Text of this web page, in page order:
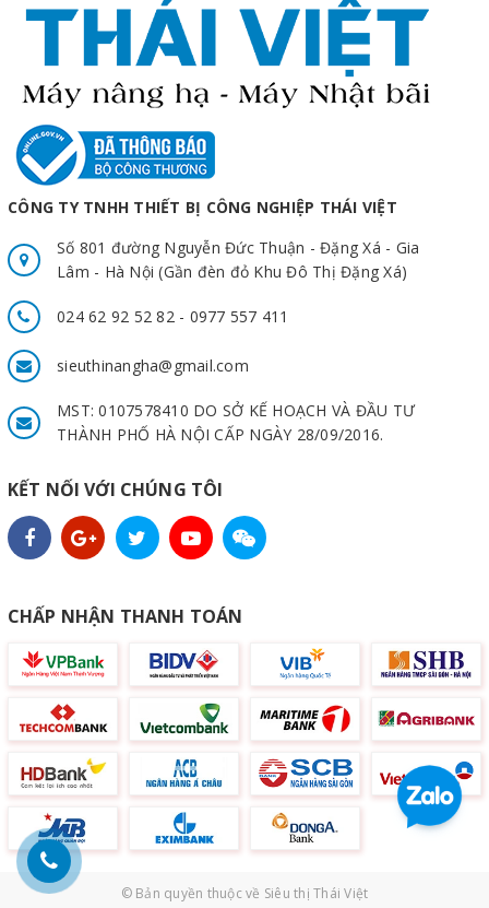
CÔNG TY TNHH THIẾT BỊ CÔNG NGHIỆP THÁI VIỆT
Số 801 đường Nguyễn Đức Thuận - Đặng Xá - Gia
Lâm - Hà Nội (Gần đèn đỏ Khu Đô Thị Đặng Xá)
024 62 92 52 82 - 0977 557 411
sieuthinangha@gmail.com
MST: 0107578410 DO SỞ KẾ HOẠCH VÀ ĐẦU TƯ
THÀNH PHỐ HÀ NỘI CẤP NGÀY 28/09/2016.
KẾT NỐI VỚI CHÚNG TÔI
CHẤP NHẬN THANH TOÁN
© Bản quyền thuộc về Siêu thị Thái Việt